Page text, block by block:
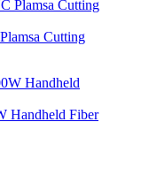
Cutting
Handheld Fiber